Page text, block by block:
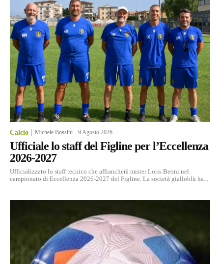
Calcio Michele Bossini -9 Agosto 2026
Ufficiale lo staff del Figline per l’Eccellenza
2026-2027
Ufficializzato lo staff tecnico che affiancherà mister Loris Beoni nel
campionato di Eccellenza 2026-2027 del Figline. La società gialloblù ha...